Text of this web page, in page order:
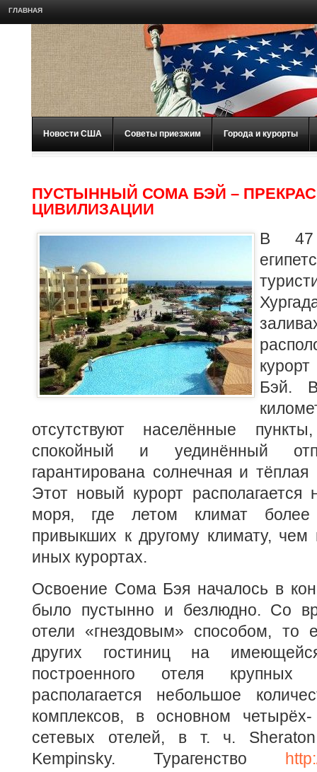
ГЛАВНАЯ
Новости США Советы приезжим Города и курорты
ПУСТЫННЫЙ СОМА БЭЙ –
ЦИВИЛИЗАЦИИ
В 47
Бэй.
отсутствуют населённые
спокойный и уединённый
гарантирована солнечная и тёплая
Этот новый курорт располагается
моря, где летом климат
привыкших к другому климату, чем
иных курортах.
Освоение Сома Бэя началось в
было пустынно и безлюдно. Со
отели «гнездовым» способом, то
других гостиниц на
построенного отеля крупных
располагается небольшое
комплексов, в основном
сетевых отелей, в т. ч.
Kempinsky. Турагенство